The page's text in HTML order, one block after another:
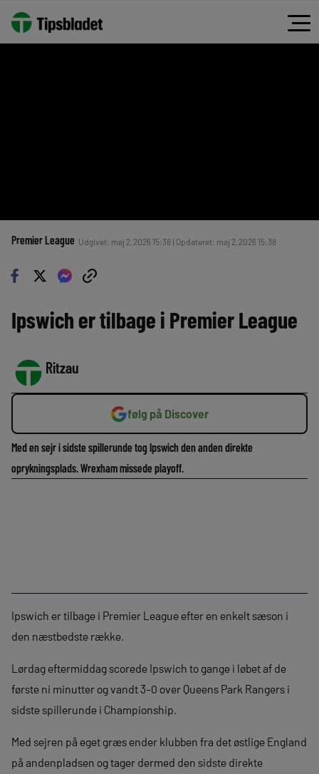
Premier League Udgivet: maj 2, 2026 15:38 | Opdateret: maj 2, 2026 15:38
Ipswich er tilbage i Premier League
Ritzau
følg på Discover
Med en sejr i sidste spillerunde tog Ipswich den anden direkte
oprykningsplads. Wrexham missede playoff.
Ipswich er tilbage i Premier League efter en enkelt sæson i
den næstbedste række.
Lørdag eftermiddag scorede Ipswich to gange i løbet af de
første ni minutter og vandt 3-0 over Queens Park Rangers i
sidste spillerunde i Championship.
Med sejren på eget græs ender klubben fra det østlige England
på andenpladsen og tager dermed den sidste direkte